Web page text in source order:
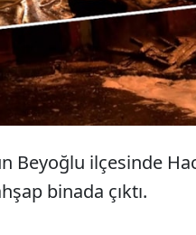
Beyoğlu ilçesinde
binada çıktı.